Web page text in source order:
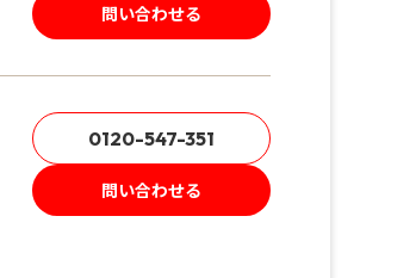
問い合わせる
0120-547-351
問い合わせる